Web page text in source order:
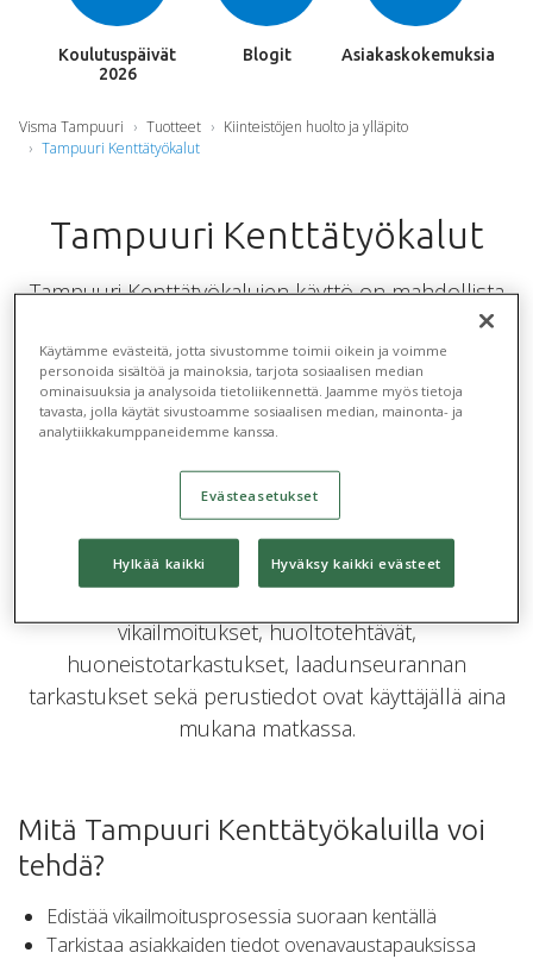
Koulutuspäivät
2026
Blogit Asiakaskokemuksia
Visma Tampuuri Tuotteet
Kiinteistöjen huolto ja ylläpito
Tampuuri Kenttätyökalut
Tampuuri Kenttätyökalut
Tampuuri Kenttätyökalujen käyttö on mahdollista
tabletilla, puhelimella tai millä tahansa selaimella ja
laitteella. Tampuuri Kenttätyökaluilla voit tehdä
asuntotarkastuksen suoraan huoneistossa, sekä
tilata tarvittavat korjaukset. Voit myös selata
tämä hoituu suoraan kentällä.
Tampuuri Kenttätyökalujen avulla kenttätyö
vikailmoitukset, huoltotehtävät,
huoneistotarkastukset, laadunseurannan
tarkastukset sekä perustiedot ovat käyttäjällä aina
mukana matkassa.
Mitä Tampuuri Kenttätyökaluilla voi
tehdä?
Edistää vikailmoitusprosessia suoraan kentällä
Tarkistaa asiakkaiden tiedot ovenavaustapauksissa
Käytämme evästeitä, jotta sivustomme toimii oikein ja voimme
personoida sisältöä ja mainoksia, tarjota sosiaalisen median
ominaisuuksia ja analysoida tietoliikennettä. Jaamme myös tietoja
tavasta, jolla käytät sivustoamme sosiaalisen median, mainonta- ja
analytiikkakumppaneidemme kanssa.
Evästeasetukset
Hylkää kaikki Hyväksy kaikki evästeet